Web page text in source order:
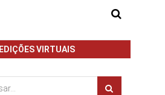
EDIÇÕES VIRTUAIS